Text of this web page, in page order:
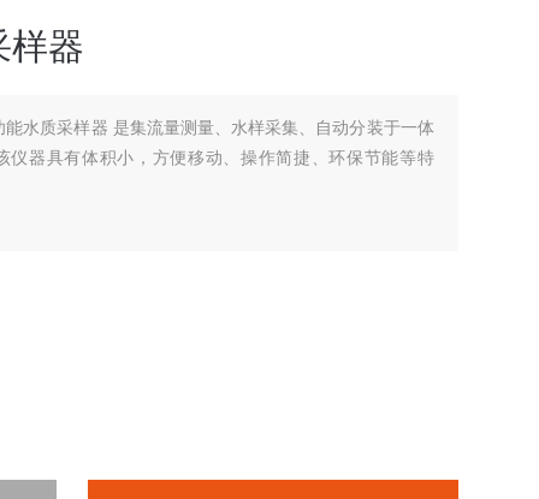
样器
水质采样器 是集流量测量、水样采集、自动分装于一体
仪器具有体积小，方便移动、操作简捷、环保节能等特